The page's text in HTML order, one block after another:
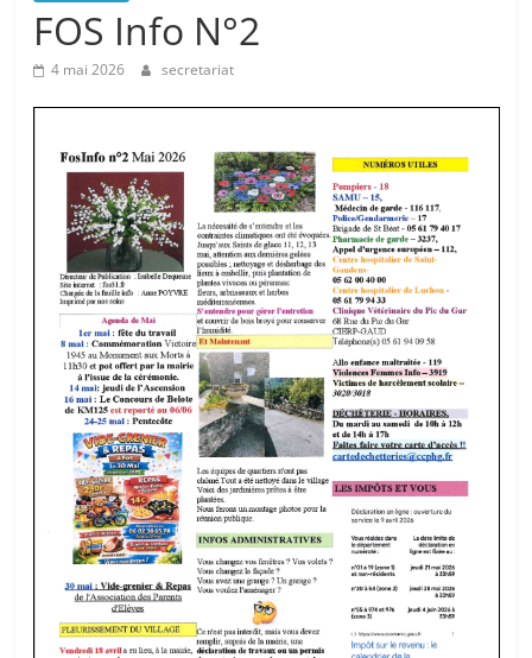
FOS Info N°2
4 mai 2026 secretariat